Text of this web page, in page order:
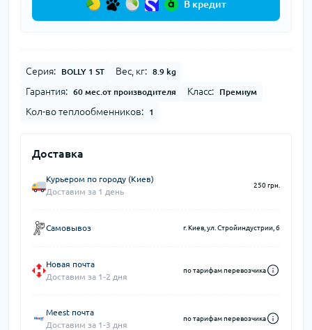
В кредит
Серия: BOLLY 1 ST Вес, кг: 8.9 kg
Гарантия: 60 мес.от производителя Класс: Премиум
Кол-во теплообменников: 1
Доставка
Курьером по городу (Киев)
Доставим за 1 день
250 грн.
Самовывоз г. Киев, ул. Стройиндустрии, 6
Новая почта
Доставим за 1-2 дня
по тарифам перевозчика
Meest почта
Доставим за 1-3 дня
по тарифам перевозчика